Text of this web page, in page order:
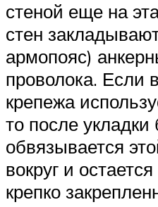
стеной еще на
стен
армопояс)
проволока. Если
крепежа
то после укладки
обвязывается
вокруг и
крепко